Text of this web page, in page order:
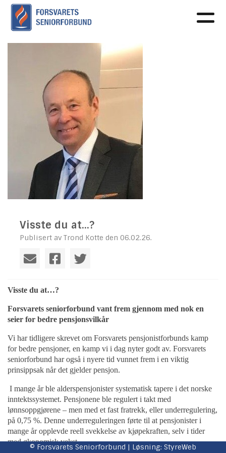
Visste du at...?
Publisert av Trond Kotte den 06.02.26.
Visste du at…?
Forsvarets seniorforbund vant frem gjennom med nok en
seier for bedre pensjonsvilkår
Vi har tidligere skrevet om Forsvarets pensjonistforbunds kamp
for bedre pensjoner, en kamp vi i dag nyter godt av. Forsvarets
seniorforbund har også i nyere tid vunnet frem i en viktig
prinsippsak når det gjelder pensjon.
I mange år ble alderspensjonister systematisk tapere i det norske
inntektssystemet. Pensjonene ble regulert i takt med
lønnsoppgjørene – men med et fast fratrekk, eller underregulering,
på 0,75 %. Denne underreguleringen førte til at pensjonister i
mange år opplevde reell svekkelse av kjøpekraften, selv i tider
med økonomisk vekst.
© Forsvarets Seniorforbund | Løsning: StyreWeb